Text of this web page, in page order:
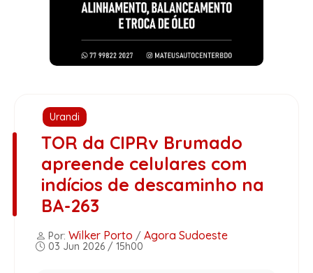
Urandi
TOR da CIPRv Brumado
apreende celulares com
indícios de descaminho na
BA-263
Por: Wilker Porto / Agora Sudoeste
03 Jun 2026 / 15h00